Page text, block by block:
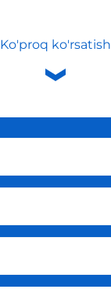
Ko'proq ko'rsatish